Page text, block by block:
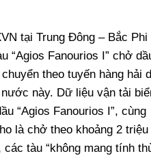
tại Trung Đông – Bắc Phi
“Agios Fanourios I” chở
theo tuyến hàng hải
này. Dữ liệu vận tải
“Agios Fanourios I”, cùng
là chở theo khoảng 2 triệu
tàu “không mang tính